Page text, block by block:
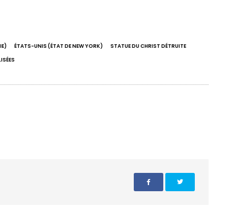
ÉTATS-UNIS (ÉTAT DE NEW YORK)
STATUE DU CHRIST DÉTRUITE